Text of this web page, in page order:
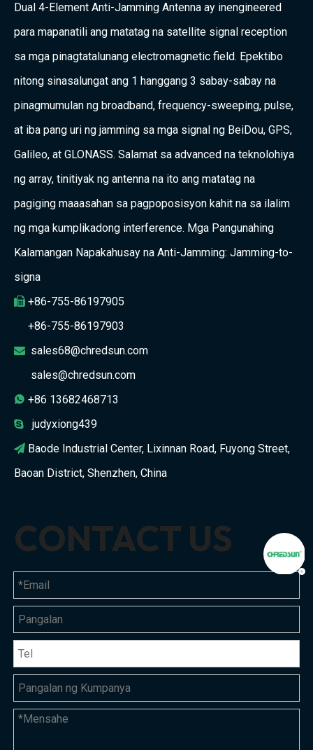
Dual 4-Element Anti-Jamming Antenna ay inengineered
para mapanatili ang matatag na satellite signal reception
sa mga pinagtatalunang electromagnetic field. Epektibo
nitong sinasalungat ang 1 hanggang 3 sabay-sabay na
pinagmumulan ng broadband, frequency-sweeping, pulse,
at iba pang uri ng jamming sa mga signal ng BeiDou, GPS,
Galileo, at GLONASS. Salamat sa advanced na teknolohiya
ng array, tinitiyak ng antenna na ito ang matatag na
pagiging maaasahan sa pagpoposisyon kahit na sa ilalim
ng mga kumplikadong interference. Mga Pangunahing
Kalamangan Napakahusay na Anti-Jamming: Jamming-to-
signa
 +86-755-86197905
+86-755-86197903
 sales68@chredsun.com
sales@chredsun.com
 +86 13682468713
 judyxiong439
 Baode Industrial Center, Lixinnan Road, Fuyong Street,
Baoan District, Shenzhen, China
CONTACT US